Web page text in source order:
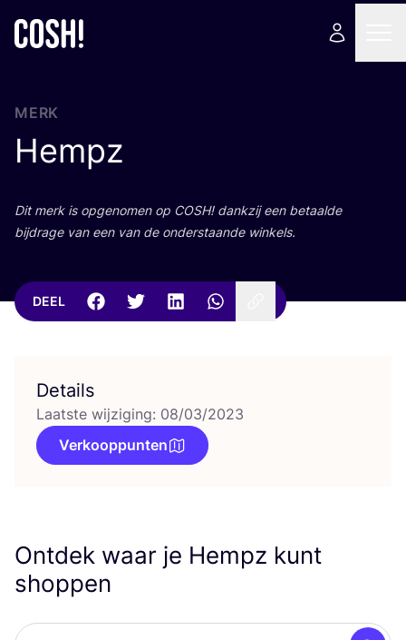
MERK
Hempz
Dit merk is opge­no­men op COSH! dank­zij een betaal­de
bij­dra­ge van een van de onder­staan­de winkels.
DEEL
Details
Laatste wijziging: 08/03/2023
Verkooppunten
Ontdek waar je Hempz kunt
shoppen